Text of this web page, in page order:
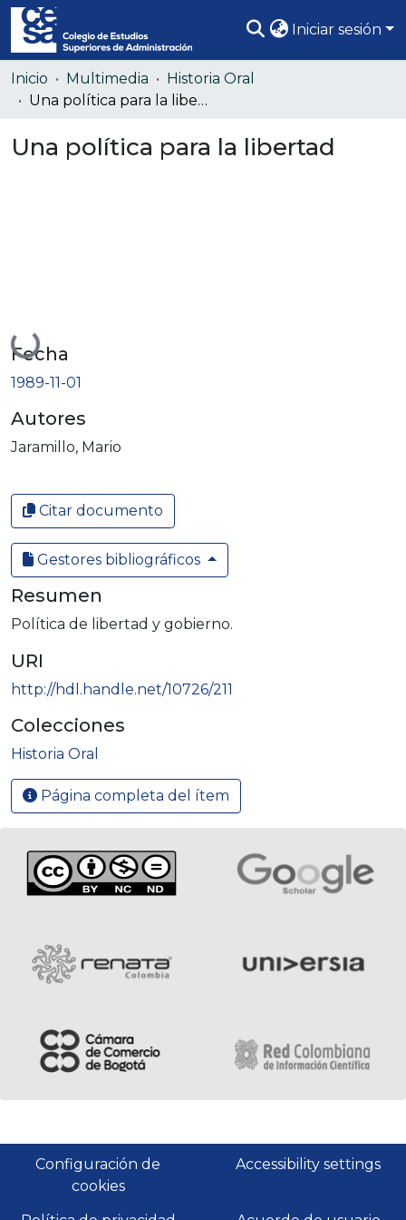
Iniciar sesión
Comunidades
Todo DSpace
Estadísticas
Inicio Multimedia
Historia Oral
Una política para la libertad
Una política para la libertad
Cargando...
Fecha
1989-11-01
Autores
Jaramillo, Mario
Citar documento
Gestores bibliográficos
Resumen
Política de libertad y gobierno.
URI
http://hdl.handle.net/10726/211
Colecciones
Historia Oral
Página completa del ítem
Configuración de
cookies
Accessibility settings